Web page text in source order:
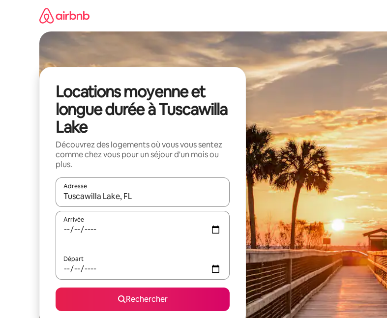
Locations moyenne et
longue durée à Tuscawilla
Lake
Découvrez des logements où vous vous sentez
comme chez vous pour un séjour d'un mois ou
plus.
Adresse
Lorsque les résultats s'affichent, utilisez les flèches vers le haut et vers le bas pour les parcourir ou en
Arrivée
Départ
Rechercher